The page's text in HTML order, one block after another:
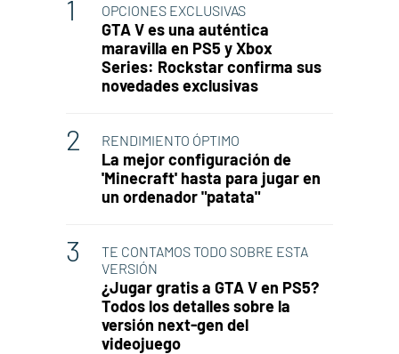
OPCIONES EXCLUSIVAS
GTA V es una auténtica
maravilla en PS5 y Xbox
Series: Rockstar confirma sus
novedades exclusivas
RENDIMIENTO ÓPTIMO
La mejor configuración de
'Minecraft' hasta para jugar en
un ordenador "patata"
TE CONTAMOS TODO SOBRE ESTA
VERSIÓN
¿Jugar gratis a GTA V en PS5?
Todos los detalles sobre la
versión next-gen del
videojuego